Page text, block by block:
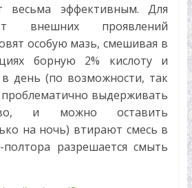
весьма эффективным. Для
внешних проявлений
особую мазь, смешивая в
борную 2% кислоту и
день (по возможности, так
проблематично выдерживать
и можно оставить
на ночь) втирают смесь в
разрешается смыть